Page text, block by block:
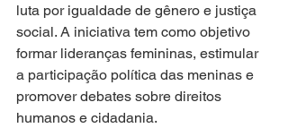
luta por igualdade de gênero e justiça
social. A iniciativa tem como objetivo
formar lideranças femininas, estimular
a participação política das meninas e
promover debates sobre direitos
humanos e cidadania.